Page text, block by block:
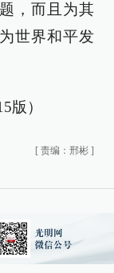
，而且为其
世界和平发
版）
[ 责编：邢彬 ]